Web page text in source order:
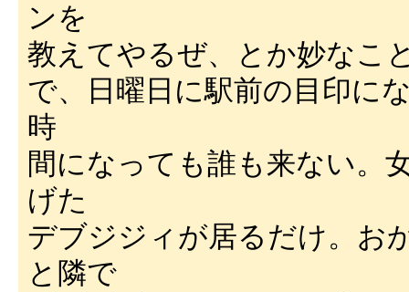
ンを
教えてやるぜ、とか妙なこ
で、日曜日に駅前の目印に
時
間になっても誰も来ない。
げた
デブジジィが居るだけ。お
と隣で